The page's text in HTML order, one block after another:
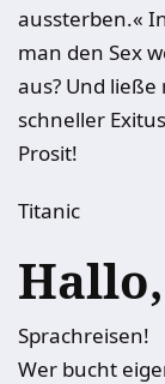
aussterben.«
man den Sex
aus? Und
schneller
Prosit!
Titanic
Sprachreisen!
Wer bucht